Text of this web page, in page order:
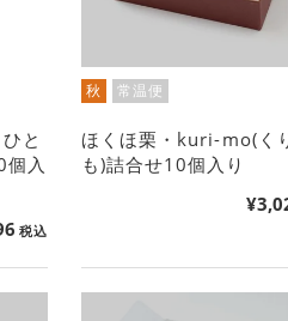
と
個入
税込
秋 常温便
ほくほ栗・kuri-mo(く
も)詰合せ10個入り
¥